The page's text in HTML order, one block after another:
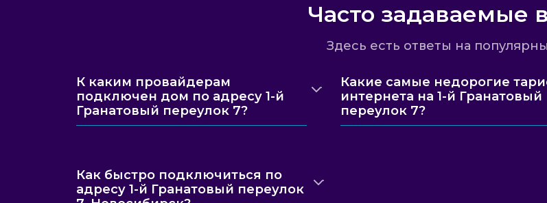
Часто задаваемые
Здесь есть ответы на
К каким провайдерам
подключен дом по адресу 1-й
Гранатовый переулок 7?
Какие самые недорогие
интернета на 1-й Гранатовый
переулок 7?
Как быстро подключиться по
адресу 1-й Гранатовый переулок